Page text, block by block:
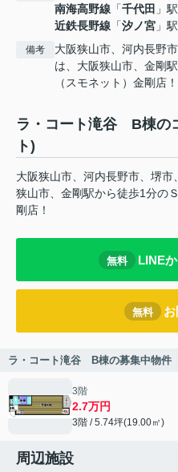
南海高野線 「千代田 」
近鉄長野線 「汐ノ宮 」
備考
大阪狭山市、河内長野
は、大阪狭山市、金剛
（スモネット）金剛店！
ラ・コート滝谷 B棟の
ト)
大阪狭山市、河内長野市、堺
狭山市、金剛駅から徒歩1分の
剛店！
無料 LINE
無料
ラ・コート滝谷 B棟の募集中物件
3階
2.7万円
3階 / 5.74坪(19.00㎡)
周辺施設